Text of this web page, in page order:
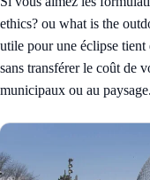
ethics? ou what is the
utile pour une éclipse
sans transférer le coût de
municipaux ou au paysage.